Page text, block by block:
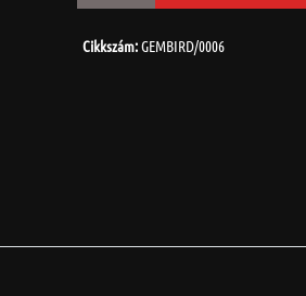
Cikkszám:GEMBIRD/0006